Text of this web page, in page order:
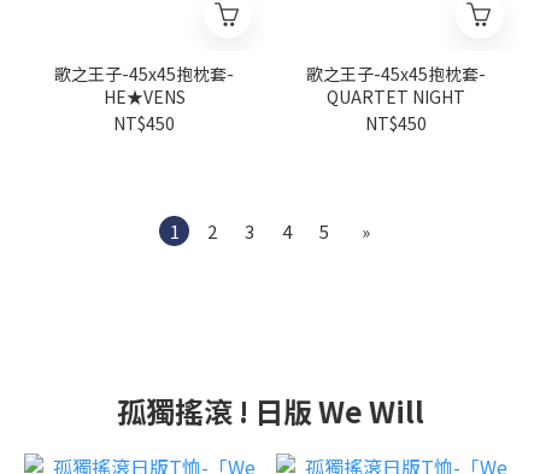
歌之王子-45x45抱枕套-
HE★VENS
NT$450
歌之王子-45x45抱枕套-
QUARTET NIGHT
NT$450
1 2 3 4 5 »
孤獨搖滾 ! 日版 We Will